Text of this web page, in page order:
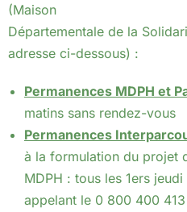
(Maison
Départementale de la
adresse ci-dessous) :
Permanences MDPH et
matins sans rendez-vous
Permanences
à la formulation du projet
MDPH : tous les 1ers
appelant le 0 800 400